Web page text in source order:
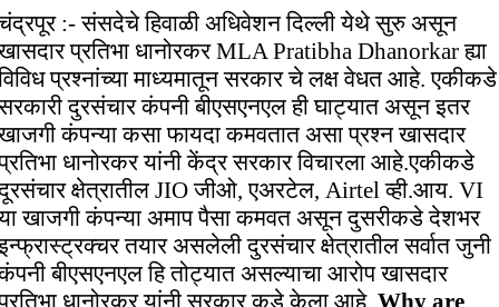
:- संसदेचे हिवाळी अधिवेशन दिल्ली येथे सुरु असून
प्रतिभा धानोरकर MLA Pratibha Dhanorkar ह्या
प्रश्नांच्या माध्यमातून सरकार चे लक्ष वेधत आहे. एकीकडे
दुरसंचार कंपनी बीएसएनएल ही घाट्यात असून इतर
कंपन्या कसा फायदा कमवतात असा प्रश्न खासदार
धानोरकर यांनी केंद्र सरकार विचारला आहे.एकीकडे
क्षेत्रातील JIO जीओ, एअरटेल, Airtel व्ही.आय. VI
खाजगी कंपन्या अमाप पैसा कमवत असून दुसरीकडे देशभर
तयार असलेली दुरसंचार क्षेत्रातील सर्वात जुनी
बीएसएनएल हि तोट्यात असल्याचा आरोप खासदार
धानोरकर यांनी सरकार कडे केला आहे. Why are